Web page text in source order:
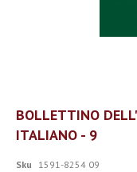
Vai
all'inizio
della
di
BOLLETTINO
ITALIANO - 9
Sku 1591-8254 09